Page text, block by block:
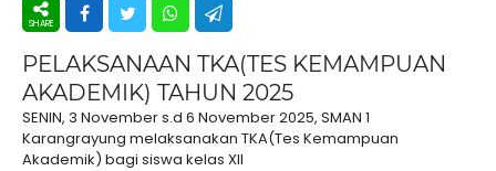
PELAKSANAAN TKA(TES KEMAMPUAN
AKADEMIK) TAHUN 2025
SENIN, 3 November s.d 6 November 2025, SMAN 1
Karangrayung melaksanakan TKA(Tes Kemampuan
Akademik) bagi siswa kelas XII